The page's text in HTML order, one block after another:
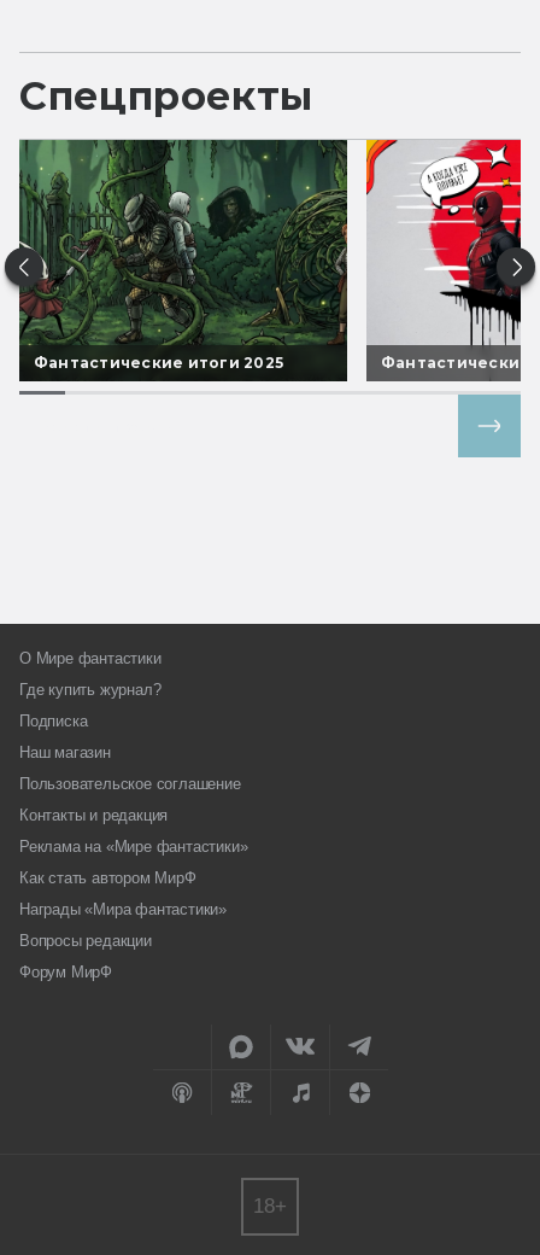
Спецпроекты
Фантастические итоги 2025 Фантастические
О Мире фантастики
Где купить журнал?
Подписка
Наш магазин
Пользовательское соглашение
Контакты и редакция
Реклама на «Мире фантастики»
Как стать автором МирФ
Награды «Мира фантастики»
Вопросы редакции
Форум МирФ
18+